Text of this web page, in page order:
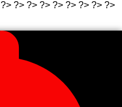
?> ?> ?> ?> ?> ?> ?> ?> ?>